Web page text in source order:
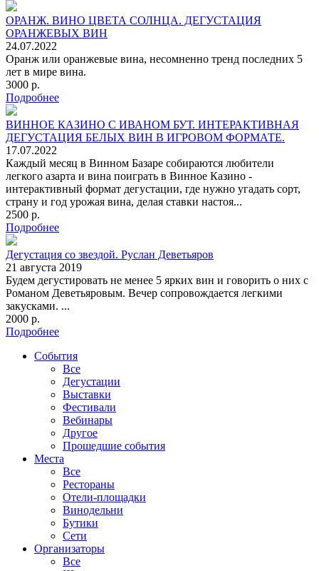
ОРАНЖ. ВИНО ЦВЕТА СОЛНЦА. ДЕГУСТАЦИЯ
ОРАНЖЕВЫХ ВИН
24.07.2022
Оранж или оранжевые вина, несомненно тренд последних 5
лет в мире вина.
3000 р.
Подробнее
ВИННОЕ КАЗИНО С ИВАНОМ БУТ. ИНТЕРАКТИВНАЯ
ДЕГУСТАЦИЯ БЕЛЫХ ВИН В ИГРОВОМ ФОРМАТЕ.
17.07.2022
Каждый месяц в Винном Базаре собираются любители
легкого азарта и вина поиграть в Винное Казино -
интерактивный формат дегустации, где нужно угадать сорт,
страну и год урожая вина, делая ставки настоя...
2500 р.
Подробнее
Дегустация со звездой. Руслан Деветьяров
21 августа 2019
Будем дегустировать не менее 5 ярких вин и говорить о них с
Романом Деветьяровым. Вечер сопровождается легкими
закусками. ...
2000 р.
Подробнее
События
Все
Дегустации
Выставки
Фестивали
Вебинары
Другое
Прошедшие события
Места
Все
Рестораны
Отели-площадки
Винодельни
Бутики
Сети
Организаторы
Все